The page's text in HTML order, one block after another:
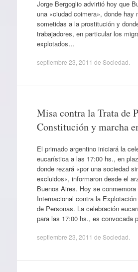
Jorge Bergoglio advirtió hoy que
una «ciudad coimera», donde hay
sometidas a la prostitución y
trabajadores, en particular los
explotados…
septiembre 23, 2011 de Sociedad
Misa contra la Trata de
Constitución y marcha
El primado argentino iniciará la
eucarística a las 17:00 hs., en
donde rezará «por una sociedad
excluidos«, informaron desde el
Buenos Aires. Hoy se
Internacional contra la
de Personas. La celebración
para las 17:00 hs., es convocada
septiembre 23, 2011 de Sociedad